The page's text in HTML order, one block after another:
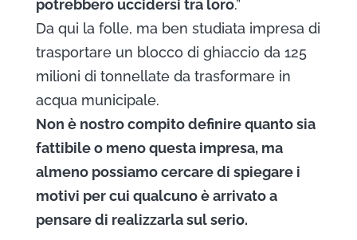
potrebbero uccidersi tra loro.”
Da qui la folle, ma ben studiata impresa di
trasportare un blocco di ghiaccio da 125
milioni di tonnellate da trasformare in
acqua municipale.
Non è nostro compito definire quanto sia
fattibile o meno questa impresa, ma
almeno possiamo cercare di spiegare i
motivi per cui qualcuno è arrivato a
pensare di realizzarla sul serio.